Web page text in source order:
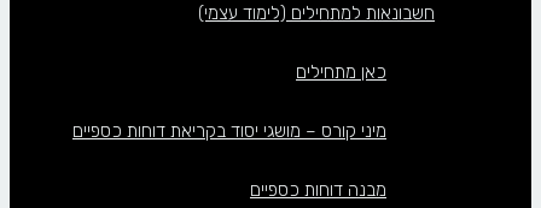
חשבונאות למתחילים (לימוד עצמי)
כאן מתחילים
מיני קורס – מושגי יסוד בקריאת דוחות כספיים
מבנה דוחות כספיים